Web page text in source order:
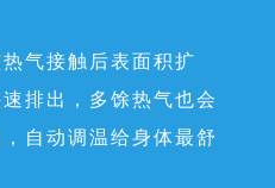
气接触后表面积扩
排出，多馀热气也会
自动调温给身体最舒